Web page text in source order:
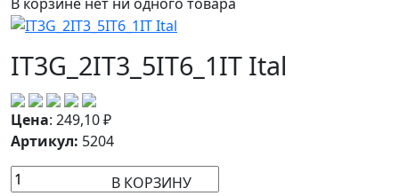
IT3G_2IT3_5IT6_1IT Ital
Цена: 249,10₽
Артикул: 5204
В КОРЗИНУ